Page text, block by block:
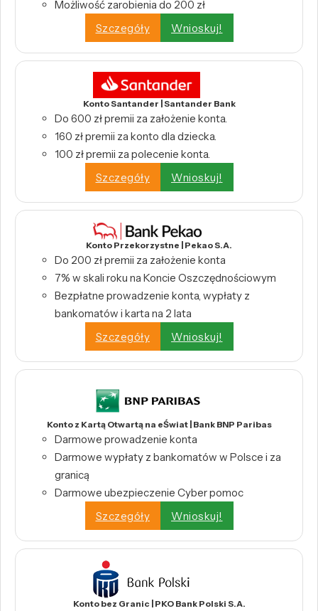
Możliwość zarobienia do 200 zł
Szczegóły
Wnioskuj!
Konto Santander | Santander Bank
Do 600 zł premii za założenie konta.
160 zł premii za konto dla dziecka.
100 zł premii za polecenie konta.
Szczegóły
Wnioskuj!
Konto Przekorzystne | Pekao S.A.
Do 200 zł premii za założenie konta
7% w skali roku na Koncie Oszczędnościowym
Bezpłatne prowadzenie konta, wypłaty z
bankomatów i karta na 2 lata
Szczegóły
Wnioskuj!
Konto z Kartą Otwartą na eŚwiat | Bank BNP Paribas
Darmowe prowadzenie konta
Darmowe wypłaty z bankomatów w Polsce i za
granicą
Darmowe ubezpieczenie Cyber pomoc
Szczegóły
Wnioskuj!
Konto bez Granic | PKO Bank Polski S.A.